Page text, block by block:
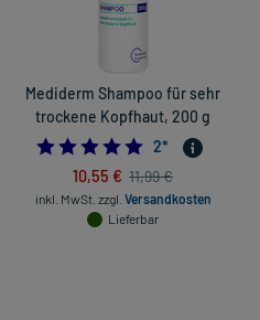
Mediderm Shampoo für sehr
trockene Kopfhaut, 200 g
5.0
2*
10,55 € 11,99 €
inkl. MwSt. zzgl. Versandkosten
Lieferbar